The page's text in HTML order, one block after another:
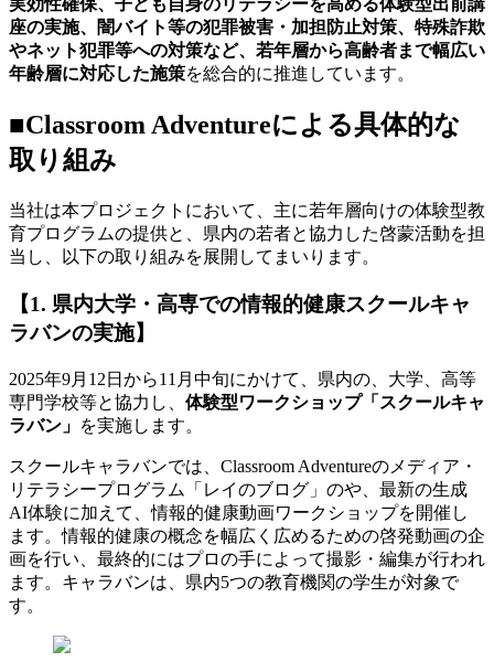
座の実施、闇バイト等の犯罪被害・加担防止対策、特殊詐欺
やネット犯罪等への対策など、若年層から高齢者まで幅広い
年齢層に対応した施策を総合的に推進しています。
■Classroom Adventureによる具体的な
取り組み
当社は本プロジェクトにおいて、主に若年層向けの体験型教
育プログラムの提供と、県内の若者と協力した啓蒙活動を担
当し、以下の取り組みを展開してまいります。
【1. 県内大学・高専での情報的健康スクールキャ
ラバンの実施】
2025年9月12日から11月中旬にかけて、県内の、大学、高等
専門学校等と協力し、 体験型ワークショップ「スクールキャ
ラバン」 を実施します。
スクールキャラバンでは、Classroom Adventureのメディア・
リテラシープログラム「レイのブログ」のや、最新の生成
AI体験に加えて、情報的健康動画ワークショップを開催し
ます。情報的健康の概念を幅広く広めるための啓発動画の企
画を行い、最終的にはプロの手によって撮影・編集が行われ
ます。キャラバンは、県内5つの教育機関の学生が対象で
す。